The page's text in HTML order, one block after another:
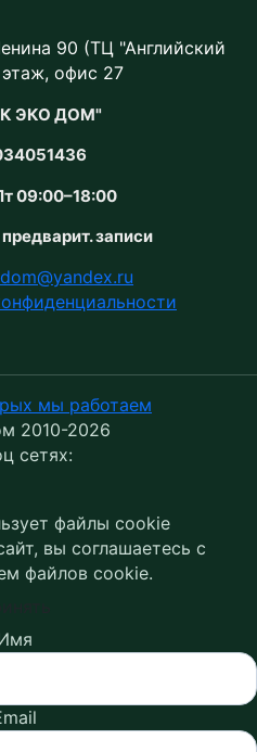
90 (ТЦ "Английский
офис 27
ЭКО ДОМ"
09:00–18:00
записи
мы работаем
2010-2026
сетях:
файлы cookie
вы соглашаетесь с
файлов cookie.